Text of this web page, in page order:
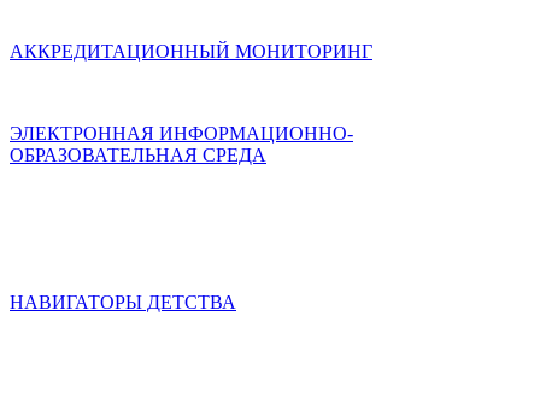
АККРЕДИТАЦИОННЫЙ МОНИТОРИНГ
ЭЛЕКТРОННАЯ ИНФОРМАЦИОННО-
ОБРАЗОВАТЕЛЬНАЯ СРЕДА
НАВИГАТОРЫ ДЕТСТВА